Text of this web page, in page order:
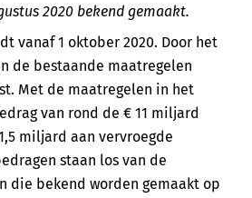
2020 bekend gemaakt.
vanaf 1 oktober 2020. Door het
de bestaande maatregelen
Met de maatregelen in het
van rond de € 11 miljard
miljard aan vervroegde
staan los van de
die bekend worden gemaakt op